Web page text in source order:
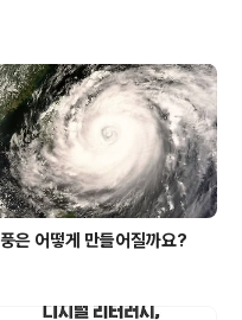
키는데
들이 제
입장에서
대한 깊고
지도력을
설..
은 어떻게 만들어질까요?